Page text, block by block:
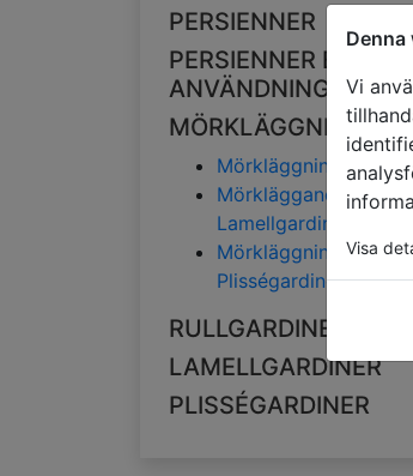
Denna
Vi
Visa
PERSIENNER
PERSIENNER EFTER
Mörkläggande
Lamellgardiner
Mörkläggning
Plisségardiner
RULLGARDINER
LAMELLGARDINER
PLISSÉGARDINER